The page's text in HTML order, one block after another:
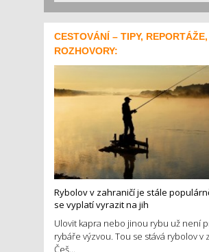
CESTOVÁNÍ – TIPY, REPORTÁŽE,
ROZHOVORY:
Rybolov v zahraničí je stále
se vyplatí vyrazit na jih
Ulovit kapra nebo jinou rybu už není
rybáře výzvou. Tou se stává rybolov v